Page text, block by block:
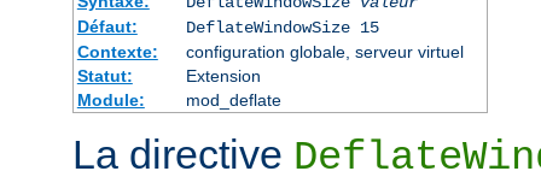
Défaut:
DeflateWindowSize 15
Contexte:
configuration globale, serveur virtuel
Statut:
Extension
Module:
mod_deflate
La directive